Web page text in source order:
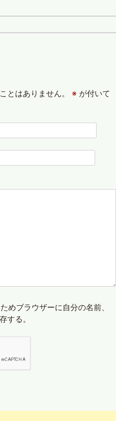
とはありません。 ※ が付いて
めブラウザーに自分の名前、
する。